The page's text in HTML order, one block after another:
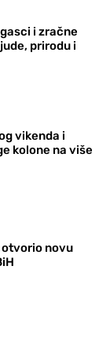
i zračne
prirodu i
vikenda i
kolone na više
novu